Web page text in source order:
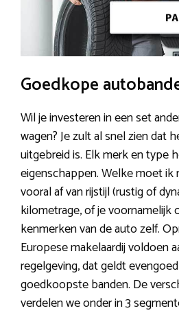
Goedkope
Wil je investeren in een set
wagen? Je zult al snel zien dat
uitgebreid is. Elk merk en type
eigenschappen. Welke moet
vooral af van rijstijl (rustig of
kilometrage, of je voornamelijk
kenmerken van de auto zelf.
Europese makelaardij voldoen
regelgeving, dat geldt
goedkoopste banden. De
verdelen we onder in 3